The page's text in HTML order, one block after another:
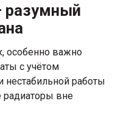
разумный
особенно важно
с учётом
работы
радиаторы вне